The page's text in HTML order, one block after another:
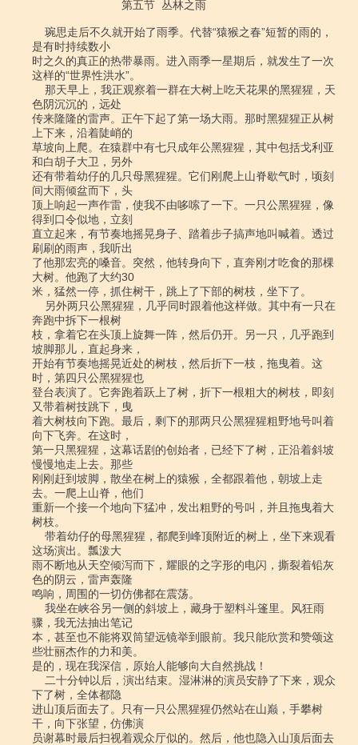
是有时持续数小
时之久的真正的热带暴雨。进入雨季一星期后，就发生了一次
这样的“世界性洪水”。
色阴沉沉的，远处
传来隆隆的雷声。正午下起了第一场大雨。那时黑猩猩正从树
上下来，沿着陡峭的
草坡向上爬。在猿群中有七只成年公黑猩猩，其中包括戈利亚
和白胡子大卫，另外
还有带着幼仔的几只母黑猩猩。它们刚爬上山脊歇气时，顷刻
间大雨倾盆而下，头
顶上响起一声作雷，使我不由哆嗦了一下。一只公黑猩猩，像
得到口令似地，立刻
直立起来，有节奏地摇晃身子、踏着步子搞声地叫喊着。透过
刷刷的雨声，我听出
了他那宏亮的嗓音。突然，他转身向下，直奔刚才吃食的那棵
大树。他跑了大约30
米，猛然一停，抓住树干，跳上了下部的树枝，坐下了。
奔跑中拆下一根树
枝，拿着它在头顶上旋舞一阵，然后仍开。另一只，几乎跑到
坡脚那儿，直起身来，
开始有节奏地摇晃近处的树枝，然后折下一枝，拖曳着。这
时，第四只公黑猩猩也
登台表演了。它奔跑着跃上了树，折下一根粗大的树枝，即刻
又带着树技跳下，曳
着大树枝向下跑。最后，剩下的那两只公黑猩猩粗野地号叫着
向下飞奔。在这时，
第一只黑猩猩，这幕话剧的创始者，已经下了树，正沿着斜坡
慢慢地走上去。那些
刚刚赶到坡脚，散坐在树上的猿猴，全都跟着他，朝坡上走
去。一爬上山脊，他们
重新一个接一个地向下猛冲，发出粗野的号叫，并且拖曳着大
树枝。
这场演出。瓢泼大
雨不断地从天空倾泻而下，耀眼的之字形的电闪，撕裂着铅灰
色的阴云，雷声轰隆
鸣响，周围的一切仿佛都在震荡。
骤，我无法抽出笔记
本，甚至也不能将双筒望远镜举到眼前。我只能欣赏和赞颂这
些壮丽杰作的力和美。
是的，现在我深信，原始人能够向大自然挑战！
下了树，全体都隐
进山顶后面去了。只有一只公黑猩猩仍然站在山巅，手攀树
干，向下张望，仿佛演
员谢幕时最后扫视着观众厅似的。然后，他也隐入山顶后面去